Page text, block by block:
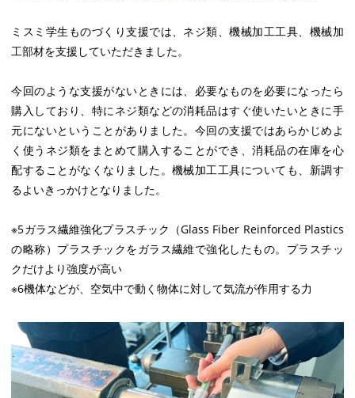
ミスミ学生ものづくり支援では、ネジ類、機械加工工具、機械加
工部材を支援していただきました。
今回のような支援がないときには、必要なものを必要になったら
購入しており、特にネジ類などの消耗品はすぐ使いたいときに手
元にないということがありました。今回の支援ではあらかじめよ
く使うネジ類をまとめて購入することができ、消耗品の在庫を心
配することがなくなりました。機械加工工具についても、新調す
るよいきっかけとなりました。
※5ガラス繊維強化プラスチック（Glass Fiber Reinforced Plastics
の略称）プラスチックをガラス繊維で強化したもの。プラスチッ
クだけより強度が高い
※6機体などが、空気中で動く物体に対して気流が作用する力